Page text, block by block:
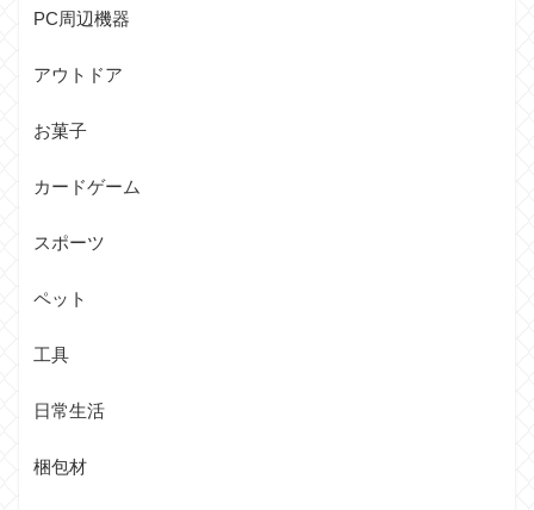
PC周辺機器
アウトドア
お菓子
カードゲーム
スポーツ
ペット
工具
日常生活
梱包材